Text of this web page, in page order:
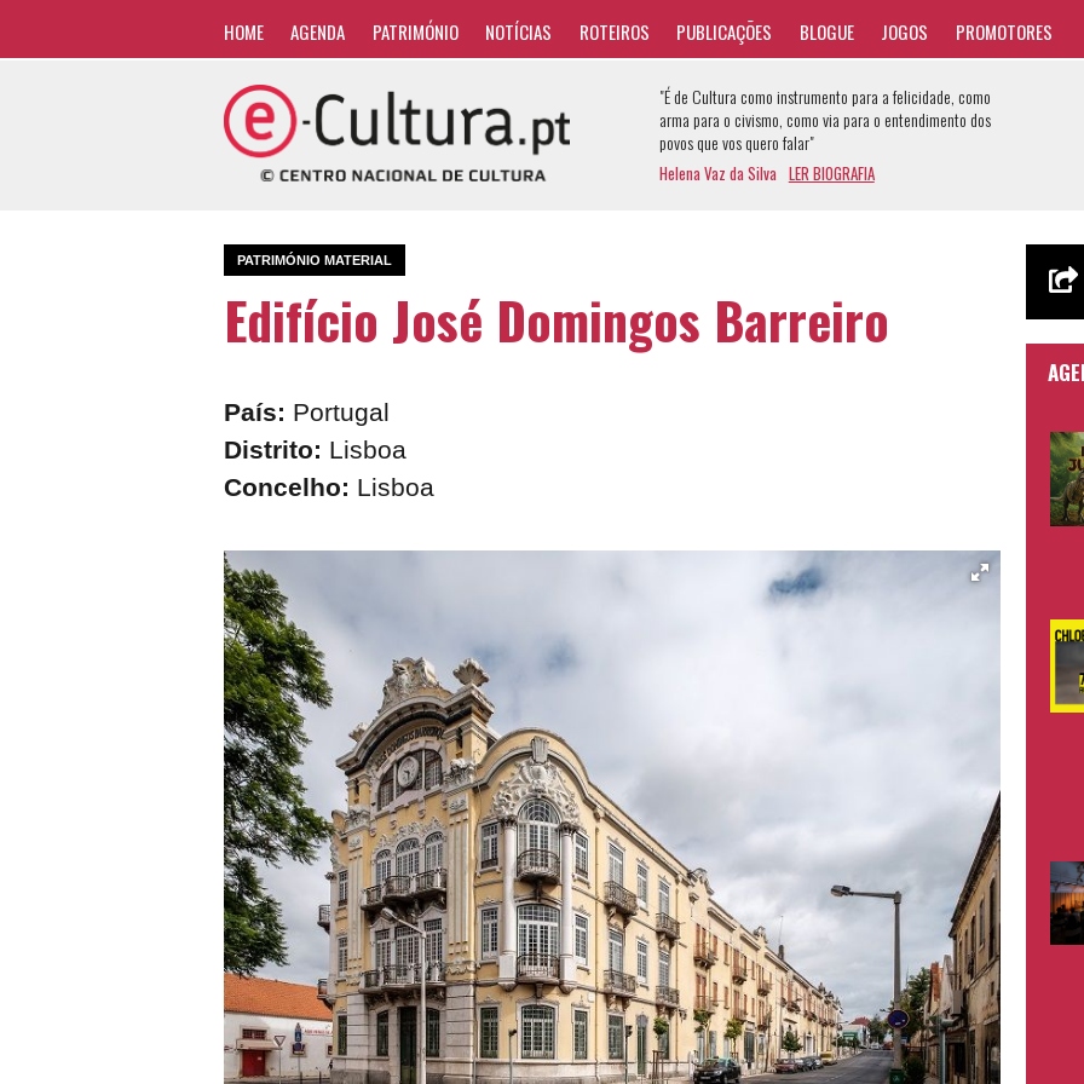
HOME AGENDA PATRIMÓNIO NOTÍCIAS ROTEIROS PUBLICAÇÕES BLOGUE JOGOS PROMOTORES
"É de Cultura como instrumento para a felicidade, como
arma para o civismo, como via para o entendimento dos
povos que vos quero falar"
Helena Vaz da Silva LER BIOGRAFIA
PATRIMÓNIO MATERIAL
Edifício José Domingos Barreiro
País: Portugal
Distrito: Lisboa
Concelho: Lisboa